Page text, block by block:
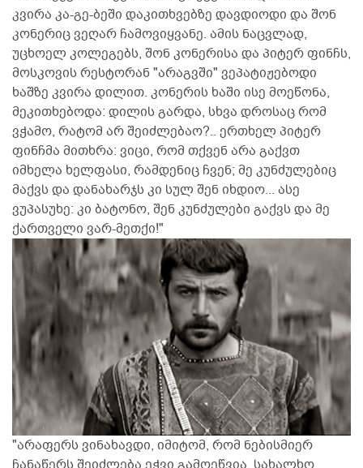
კვირა კა-გე-ბეში დაკითხვებზე დავდიოდი და შონ
კონერიც ვეღარ ჩამოვიყვანე. ამის ნაცვლად,
უცხოელ კოლეგებს, შონ კონერისა და პიტერ ფინჩს,
მოსკოვის რესტორან "არაგვში" ვეპატიჟებოდი
ხაშზე კვირა დილით. კონერის ხაში ისე მოეწონა,
მეკითხებოდა: დილის გარდა, სხვა დროსაც რომ
ვჭამო, რატომ არ შეიძლებაო?.. ერთხელ პიტერ
ფინჩმა მითხრა: ვიცი, რომ თქვენ არა გაქვთ
იმხელა ხელფასი, რამდენიც ჩვენ; მე კუნძულებიც
მაქვს და დანახარჯს კი სულ შენ იხდიო... ასე
ვუპასუხე: კი ბატონო, შენ კუნძულები გაქვს და მე
ქართველი ვარ-მეთქი!"
"არაფერს ვინახავდი, იმიტომ, რომ ნებისმიერ